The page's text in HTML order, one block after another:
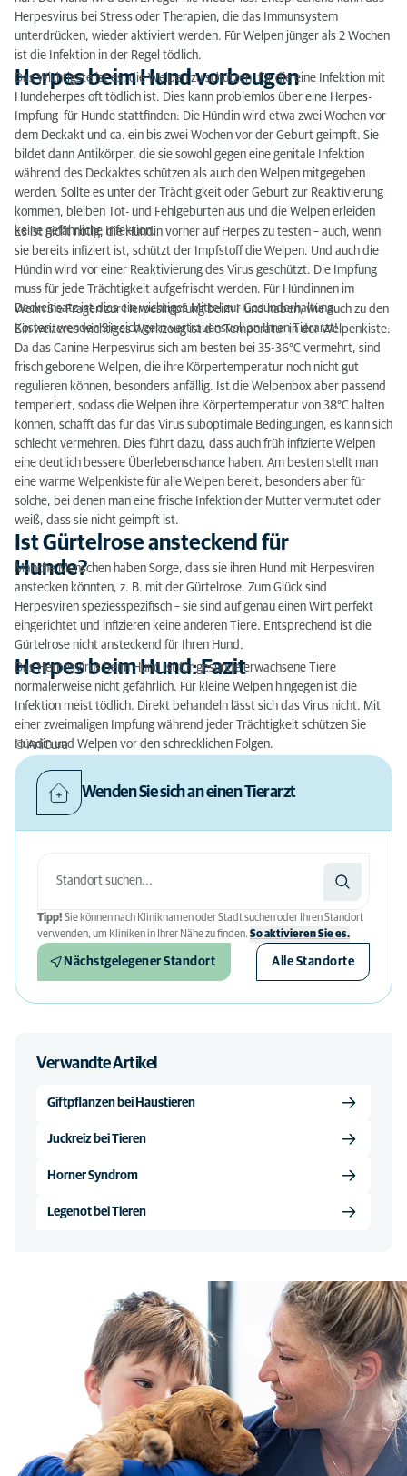
Herpesvirus bei Stress oder Therapien, die das Immunsystem
unterdrücken, wieder aktiviert werden. Für Welpen jünger als 2 Wochen
ist die Infektion in der Regel tödlich.
Herpes beim Hund vorbeugen
Das Wichtigste ist es, die Welpen zu schützen, für die eine Infektion mit
Hundeherpes oft tödlich ist. Dies kann problemlos über eine Herpes-
Impfung für Hunde stattfinden: Die Hündin wird etwa zwei Wochen vor
dem Deckakt und ca. ein bis zwei Wochen vor der Geburt geimpft. Sie
bildet dann Antikörper, die sie sowohl gegen eine genitale Infektion
während des Deckaktes schützen als auch den Welpen mitgegeben
werden. Sollte es unter der Trächtigkeit oder Geburt zur Reaktivierung
kommen, bleiben Tot- und Fehlgeburten aus und die Welpen erleiden
keine gefährliche Infektion.
Es ist nicht nötig, die Hündin vorher auf Herpes zu testen – auch, wenn
sie bereits infiziert ist, schützt der Impfstoff die Welpen. Und auch die
Hündin wird vor einer Reaktivierung des Virus geschützt. Die Impfung
muss für jede Trächtigkeit aufgefrischt werden. Für Hündinnen im
Deckeinsatz ist dies ein wichtiges Mittel zur Gesunderhaltung.
Wenn Sie Fragen zur Herpesimpfung beim Hund haben, wie auch zu den
Kosten, wenden Sie sich gern vertrauensvoll an Ihren Tierarzt!
Ein weiteres wichtiges Werkzeug ist die Temperatur in der Welpenkiste:
Da das Canine Herpesvirus sich am besten bei 35-36°C vermehrt, sind
frisch geborene Welpen, die ihre Körpertemperatur noch nicht gut
regulieren können, besonders anfällig. Ist die Welpenbox aber passend
temperiert, sodass die Welpen ihre Körpertemperatur von 38°C halten
können, schafft das für das Virus suboptimale Bedingungen, es kann sich
schlecht vermehren. Dies führt dazu, dass auch früh infizierte Welpen
eine deutlich bessere Überlebenschance haben. Am besten stellt man
eine warme Welpenkiste für alle Welpen bereit, besonders aber für
solche, bei denen man eine frische Infektion der Mutter vermutet oder
weiß, dass sie nicht geimpft ist.
Ist Gürtelrose ansteckend für
Hunde?
Manche Menschen haben Sorge, dass sie ihren Hund mit Herpesviren
anstecken könnten, z. B. mit der Gürtelrose. Zum Glück sind
Herpesviren speziesspezifisch – sie sind auf genau einen Wirt perfekt
eingerichtet und infizieren keine anderen Tiere. Entsprechend ist die
Gürtelrose nicht ansteckend für Ihren Hund.
Herpes beim Hund: Fazit
Das Herpesvirus beim Hund ist für gesunde erwachsene Tiere
normalerweise nicht gefährlich. Für kleine Welpen hingegen ist die
Infektion meist tödlich. Direkt behandeln lässt sich das Virus nicht. Mit
einer zweimaligen Impfung während jeder Trächtigkeit schützen Sie
Hündin und Welpen vor den schrecklichen Folgen.
©AniCura
Wenden Sie sich an einen Tierarzt
Tipp! Sie können nach Kliniknamen oder Stadt suchen oder Ihren Standort
verwenden, um Kliniken in Ihrer Nähe zu finden. So aktivieren Sie es.
Nächstgelegener Standort Alle Standorte
Verwandte Artikel
Giftpflanzen bei Haustieren
Juckreiz bei Tieren
Horner Syndrom
Legenot bei Tieren